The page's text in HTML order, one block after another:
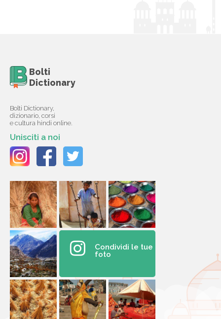
Bolti
Dictionary
Bolti Dictionary,
dizionario, corsi
e cultura hindi online.
Unisciti a noi
Condividi le tue
foto